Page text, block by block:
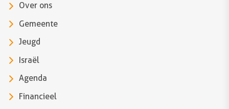
Over ons
Gemeente
Jeugd
Israël
Agenda
Financieel